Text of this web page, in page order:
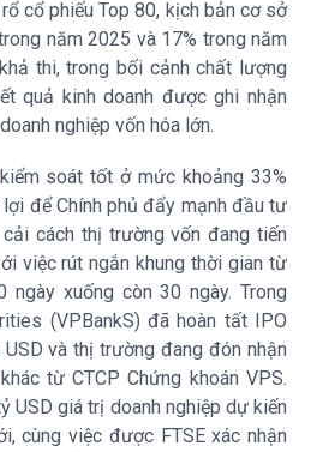
cổ phiếu Top 80, kịch bản cơ sở
năm 2025 và 17% trong năm
thi, trong bối cảnh chất lượng
quả kinh doanh được ghi nhận
nghiệp vốn hóa lớn.
soát tốt ở mức khoảng 33%
lợi để Chính phủ đẩy mạnh đầu tư
cách thị trường vốn đang tiến
việc rút ngắn khung thời gian từ
ngày xuống còn 30 ngày. Trong
(VPBankS) đã hoàn tất IPO
và thị trường đang đón nhận
từ CTCP Chứng khoán VPS.
USD giá trị doanh nghiệp dự kiến
cùng việc được FTSE xác nhận